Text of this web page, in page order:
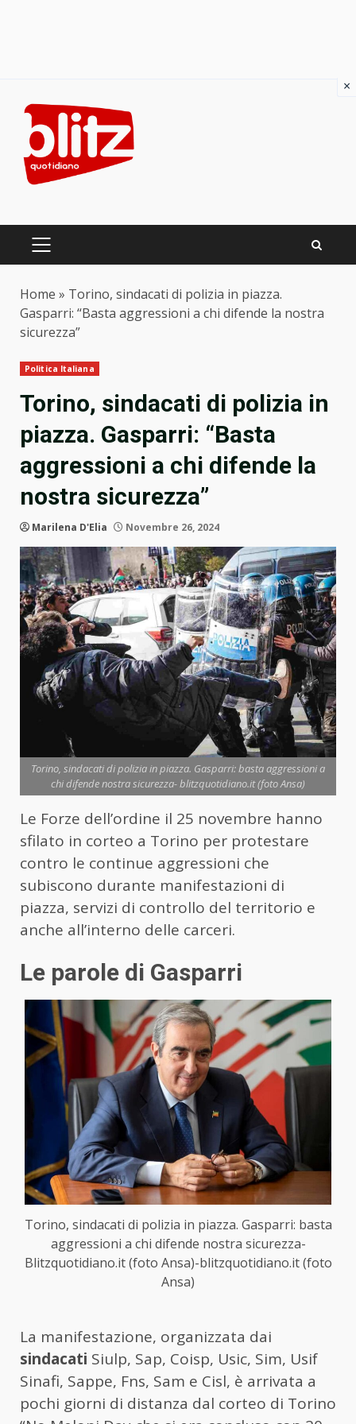
content
PRIMARY
Home » Torino, sindacati di polizia in piazza.
Gasparri: “Basta aggressioni a chi difende la nostra
sicurezza”
Politica Italiana
Torino, sindacati di polizia in
piazza. Gasparri: “Basta
aggressioni a chi difende la
nostra sicurezza”
Marilena D'Elia Novembre 26, 2024
Torino, sindacati di polizia in piazza. Gasparri: basta aggressioni a
chi difende nostra sicurezza- blitzquotidiano.it (foto Ansa)
Le Forze dell’ordine il 25 novembre hanno
sfilato in corteo a Torino per protestare
contro le continue aggressioni che
subiscono durante manifestazioni di
piazza, servizi di controllo del territorio e
anche all’interno delle carceri.
Le parole di Gasparri
Torino, sindacati di polizia in piazza. Gasparri: basta
aggressioni a chi difende nostra sicurezza-
Blitzquotidiano.it (foto Ansa)-blitzquotidiano.it (foto
Ansa)
La manifestazione, organizzata dai
sindacati Siulp, Sap, Coisp, Usic, Sim, Usif
Sinafi, Sappe, Fns, Sam e Cisl, è arrivata a
pochi giorni di distanza dal corteo di Torino
×